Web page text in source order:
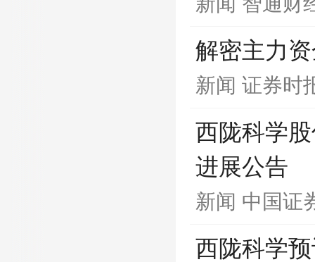
解密主力
新闻 证券时
西陇科学
进展公告
新闻 中国证
西陇科学